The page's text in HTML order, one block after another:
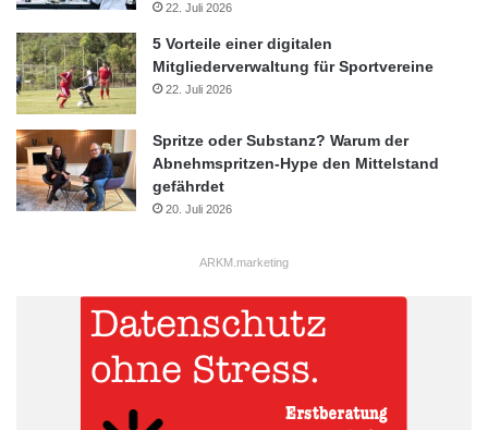
22. Juli 2026
5 Vorteile einer digitalen
Mitgliederverwaltung für Sportvereine
22. Juli 2026
Spritze oder Substanz? Warum der
Abnehmspritzen-Hype den Mittelstand
gefährdet
20. Juli 2026
ARKM.marketing